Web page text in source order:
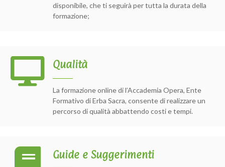
disponibile, che ti seguirà per tutta la durata della
formazione;
Qualità
La formazione online di l’Accademia Opera, Ente
Formativo di Erba Sacra, consente di realizzare un
percorso di qualità abbattendo costi e tempi.
Guide e Suggerimenti